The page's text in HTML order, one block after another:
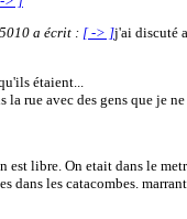
a écrit : [ -> ]j'ai discuté
étaient...
rue avec des gens que je ne
est libre. On etait dans le
les catacombes. marrant